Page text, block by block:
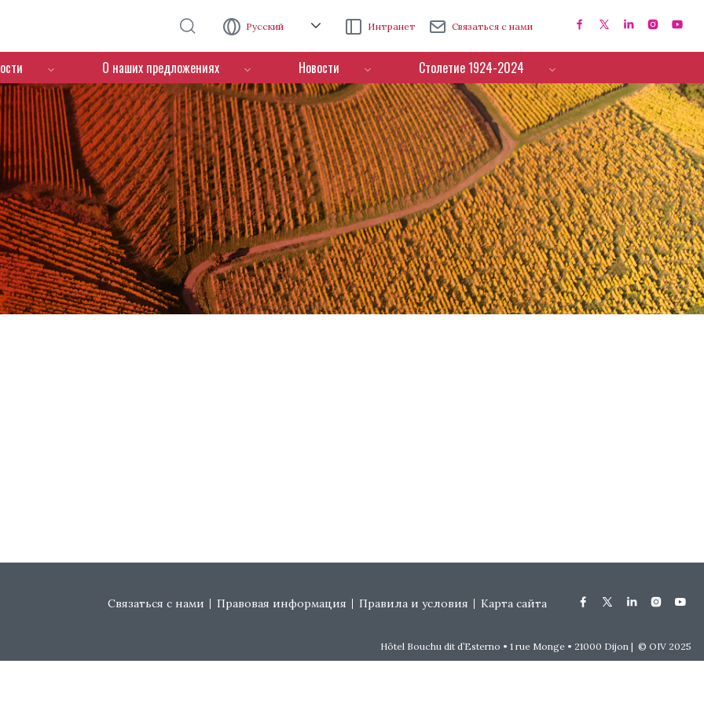
Русский Интранет Связаться с нами
О наших предложениях Новости Столетие 1924-2024
Footer menu
Связаться с нами Правовая информация Правила и условия Карта сайта
Hôtel Bouchu dit d’Esterno • 1 rue Monge • 21000 Dijon | © OIV 2025